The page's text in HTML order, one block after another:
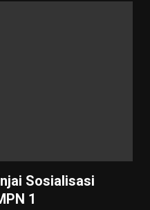
Sosialisasi
1